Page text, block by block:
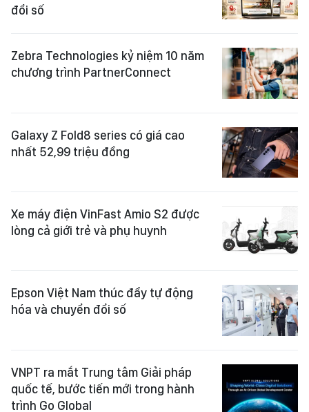
đổi số
Zebra Technologies kỷ niệm 10 năm
chương trình PartnerConnect
Galaxy Z Fold8 series có giá cao
nhất 52,99 triệu đồng
Xe máy điện VinFast Amio S2 được
lòng cả giới trẻ và phụ huynh
Epson Việt Nam thúc đẩy tự động
hóa và chuyển đổi số
VNPT ra mắt Trung tâm Giải pháp
quốc tế, bước tiến mới trong hành
trình Go Global